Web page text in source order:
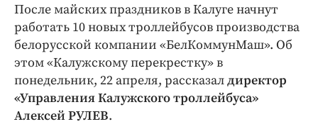
Блоги
Издания
Медиаперсона
Интересное чтиво
Клиника года
Бренд года
После майских праздников в Калуге начнут
работать 10 новых троллейбусов производства
белорусской компании «БелКоммунМаш». Об
этом «Калужскому перекрестку» в
понедельник, 22 апреля, рассказалдиректор
«Управления Калужского троллейбуса»
Алексей РУЛЕВ.